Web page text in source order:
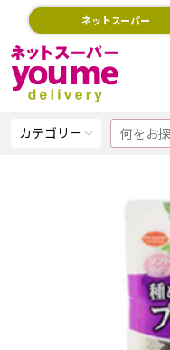
ネットスーパー
カテゴリー